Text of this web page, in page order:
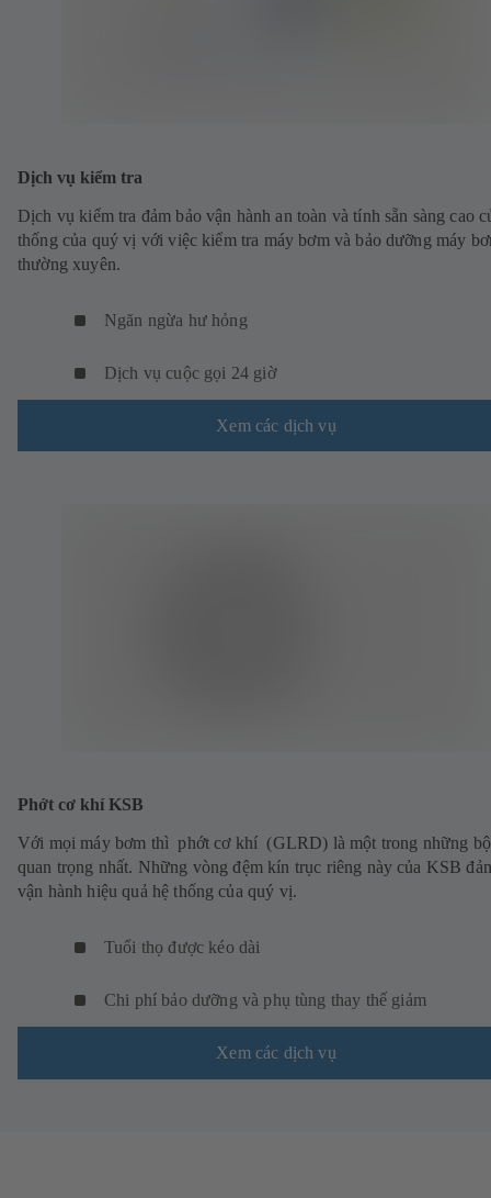
Dịch vụ kiểm tra
Dịch vụ kiểm tra đảm bảo vận hành an toàn và tính sẵn sàng cao
thống của quý vị với việc kiểm tra máy bơm và bảo dưỡng máy
thường xuyên.
Ngăn ngừa hư hỏng
Dịch vụ cuộc gọi 24 giờ
Xem các dịch vụ
Phớt cơ khí KSB
Với mọi máy bơm thì phớt cơ khí (GLRD) là một trong những
quan trọng nhất. Những vòng đệm kín trục riêng này của KSB
vận hành hiệu quả hệ thống của quý vị.
Tuổi thọ được kéo dài
Chi phí bảo dưỡng và phụ tùng thay thế giảm
Xem các dịch vụ